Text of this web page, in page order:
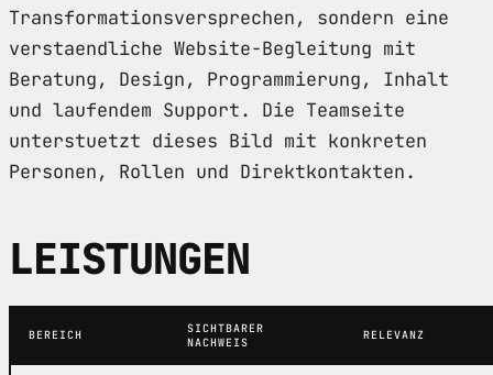
Transformationsversprechen, sondern eine
verstaendliche Website-Begleitung mit
Beratung, Design, Programmierung, Inhalt
und laufendem Support. Die Teamseite
unterstuetzt dieses Bild mit konkreten
Personen, Rollen und Direktkontakten.
LEISTUNGEN
BEREICH
SICHTBARER
NACHWEIS
RELEVANZ